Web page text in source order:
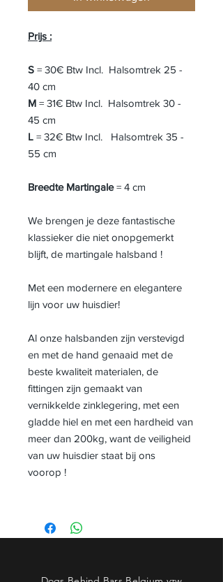
Prijs :
S = 30€ Btw Incl. Halsomtrek 25 -
40 cm
M = 31€ Btw Incl. Halsomtrek 30 -
45 cm
L = 32€ Btw Incl. Halsomtrek 35 -
55 cm
Breedte Martingale= 4 cm
We brengen je deze fantastische
klassieker die niet onopgemerkt
blijft, de martingale halsband !
Met een modernere en elegantere
lijn voor uw huisdier!
Al onze halsbanden zijn verstevigd
en met de hand genaaid met de
beste kwaliteit materialen, de
fittingen zijn gemaakt van
vernikkelde zinklegering, met een
gladde hiel en met een hardheid van
meer dan 200kg, want de veiligheid
van uw huisdier staat bij ons
voorop !